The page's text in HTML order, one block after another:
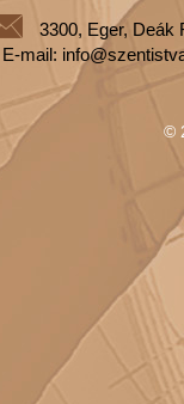
3300, Eger, Deák
E-mail:
©